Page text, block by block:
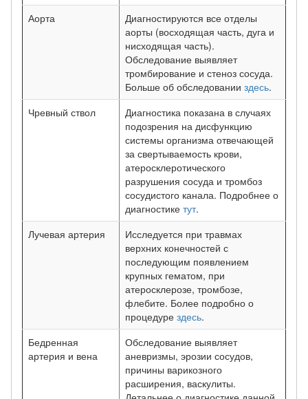
Аорта
Диагностируются все отделы
аорты (восходящая часть, дуга и
нисходящая часть).
Обследование выявляет
тромбирование и стеноз сосуда.
Больше об обследовании здесь.
Чревный ствол
Диагностика показана в случаях
подозрения на дисфункцию
системы организма отвечающей
за свертываемость крови,
атеросклеротического
разрушения сосуда и тромбоз
сосудистого канала. Подробнее о
диагностике тут.
Лучевая артерия
Исследуется при травмах
верхних конечностей с
последующим появлением
крупных гематом, при
атеросклерозе, тромбозе,
флебите. Более подробно о
процедуре здесь.
Бедренная
артерия и вена
Обследование выявляет
аневризмы, эрозии сосудов,
причины варикозного
расширения, васкулиты.